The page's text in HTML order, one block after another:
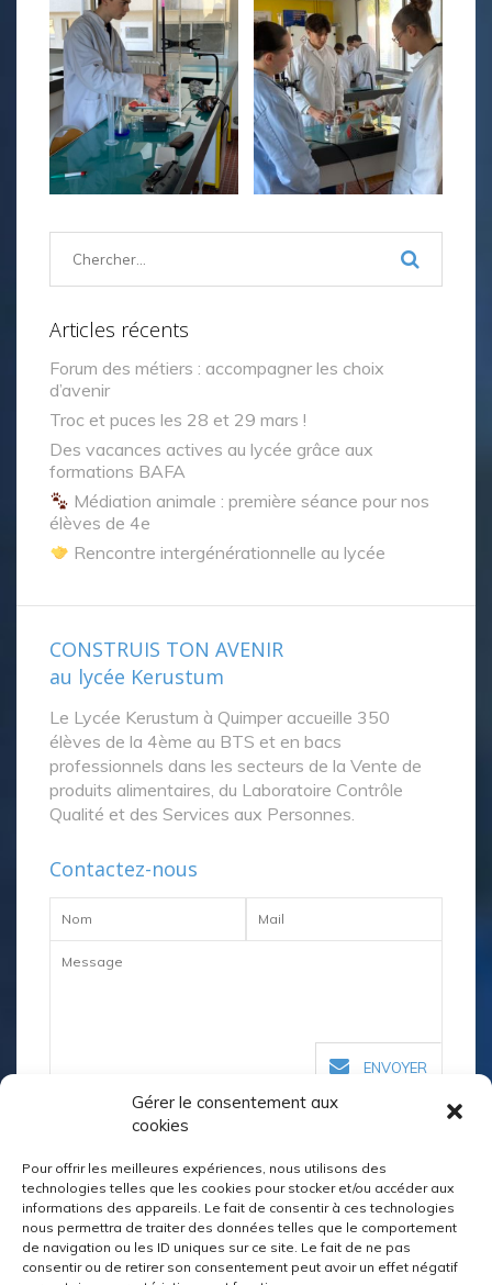
Gérer le consentement aux
cookies
Pour offrir les meilleures expériences, nous utilisons des
technologies telles que les cookies pour stocker et/ou accéder aux
informations des appareils. Le fait de consentir à ces technologies
nous permettra de traiter des données telles que le comportement
de navigation ou les ID uniques sur ce site. Le fait de ne pas
consentir ou de retirer son consentement peut avoir un effet négatif
Articles récents
Forum des métiers : accompagner les choix
d’avenir
Troc et puces les 28 et 29 mars !
Des vacances actives au lycée grâce aux
formations BAFA
Médiation animale : première séance pour nos
élèves de 4e
Rencontre intergénérationnelle au lycée
CONSTRUIS TON AVENIR
au lycée Kerustum
Le Lycée Kerustum à Quimper accueille 350
élèves de la 4ème au BTS et en bacs
professionnels dans les secteurs de la Vente de
produits alimentaires, du Laboratoire Contrôle
Qualité et des Services aux Personnes.
Contactez-nous
ENVOYER
Nos coordonnées
02 98 64 04 40
quimper@kerustum.net